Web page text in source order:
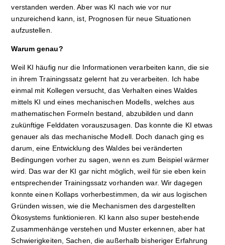
verstanden werden. Aber was KI nach wie vor nur
unzureichend kann, ist, Prognosen für neue Situationen
aufzustellen.
Warum genau?
Weil KI häufig nur die Informationen verarbeiten kann, die sie
in ihrem Trainingssatz gelernt hat zu verarbeiten. Ich habe
einmal mit Kollegen versucht, das Verhalten eines Waldes
mittels KI und eines mechanischen Modells, welches aus
mathematischen Formeln bestand, abzubilden und dann
zukünftige Felddaten vorauszusagen. Das konnte die KI etwas
genauer als das mechanische Modell. Doch danach ging es
darum, eine Entwicklung des Waldes bei veränderten
Bedingungen vorher zu sagen, wenn es zum Beispiel wärmer
wird. Das war der KI gar nicht möglich, weil für sie eben kein
entsprechender Trainingssatz vorhanden war. Wir dagegen
konnte einen Kollaps vorherbestimmen, da wir aus logischen
Gründen wissen, wie die Mechanismen des dargestellten
Ökosystems funktionieren. KI kann also super bestehende
Zusammenhänge verstehen und Muster erkennen, aber hat
Schwierigkeiten, Sachen, die außerhalb bisheriger Erfahrung